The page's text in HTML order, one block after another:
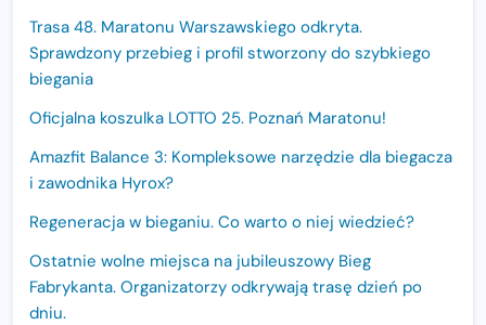
Trasa 48. Maratonu Warszawskiego odkryta.
Sprawdzony przebieg i profil stworzony do szybkiego
biegania
Oficjalna koszulka LOTTO 25. Poznań Maratonu!
Amazfit Balance 3: Kompleksowe narzędzie dla biegacza
i zawodnika Hyrox?
Regeneracja w bieganiu. Co warto o niej wiedzieć?
Ostatnie wolne miejsca na jubileuszowy Bieg
Fabrykanta. Organizatorzy odkrywają trasę dzień po
dniu.